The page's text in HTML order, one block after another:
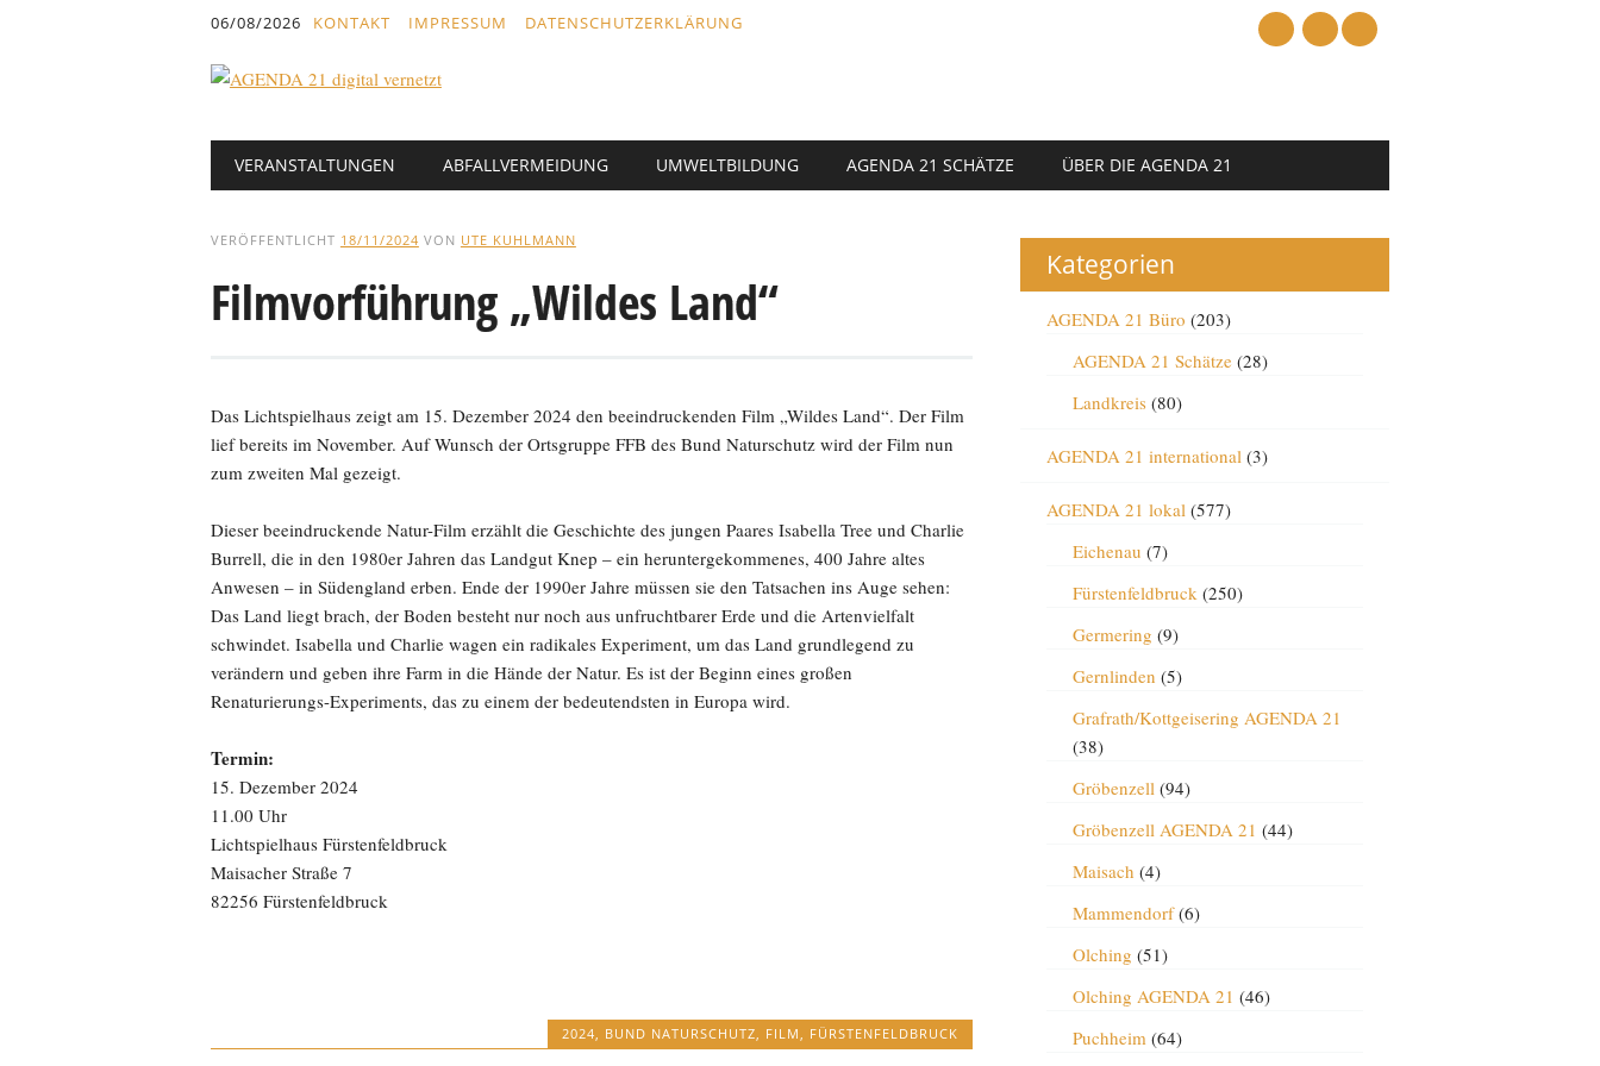
06/08/2026 KONTAKT IMPRESSUM DATENSCHUTZERKLÄRUNG
Hauptmenü
Abbrechen
Text
VERANSTALTUNGEN ABFALLVERMEIDUNG UMWELTBILDUNG AGENDA 21 SCHÄTZE ÜBER DIE AGENDA 21
VERÖFFENTLICHT 18/11/2024 VON UTE KUHLMANN
Filmvorführung „Wildes Land“
Das Lichtspielhaus zeigt am 15. Dezember 2024 den beeindruckenden Film „Wildes Land“. Der Film
lief bereits im November. Auf Wunsch der Ortsgruppe FFB des Bund Naturschutz wird der Film nun
zum zweiten Mal gezeigt.
Dieser beeindruckende Natur-Film erzählt die Geschichte des jungen Paares Isabella Tree und Charlie
Burrell, die in den 1980er Jahren das Landgut Knep – ein heruntergekommenes, 400 Jahre altes
Anwesen – in Südengland erben. Ende der 1990er Jahre müssen sie den Tatsachen ins Auge sehen:
Das Land liegt brach, der Boden besteht nur noch aus unfruchtbarer Erde und die Artenvielfalt
schwindet. Isabella und Charlie wagen ein radikales Experiment, um das Land grundlegend zu
verändern und geben ihre Farm in die Hände der Natur. Es ist der Beginn eines großen
Renaturierungs-Experiments, das zu einem der bedeutendsten in Europa wird.
Termin:
15. Dezember 2024
11.00 Uhr
Lichtspielhaus Fürstenfeldbruck
Maisacher Straße 7
82256 Fürstenfeldbruck
2024, BUND NATURSCHUTZ, FILM, FÜRSTENFELDBRUCK
Kategorien
AGENDA 21 Büro (203)
AGENDA 21 Schätze(28)
Landkreis(80)
AGENDA 21 international(3)
AGENDA 21 lokal(577)
Eichenau (7)
Fürstenfeldbruck(250)
Germering (9)
Gernlinden (5)
Grafrath/Kottgeisering AGENDA 21
(38)
Gröbenzell(94)
Gröbenzell AGENDA 21 (44)
Maisach (4)
Mammendorf(6)
Olching (51)
Olching AGENDA 21 (46)
Puchheim(64)